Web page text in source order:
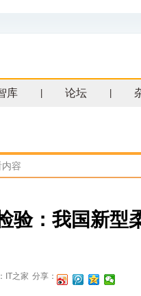
库 论坛
容
验：我国新型
IT之家 分享：